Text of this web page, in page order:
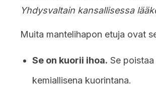
Yhdysvaltain kansallisessa
Muita mantelihapon etuja ovat
Se on kuorii ihoa. Se
kemiallisena kuorintana.